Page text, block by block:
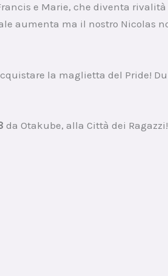
e Marie, che diventa
aumenta ma il nostro Nicolas
la maglietta del Pride!
da Otakube, alla Città dei Ragazzi!